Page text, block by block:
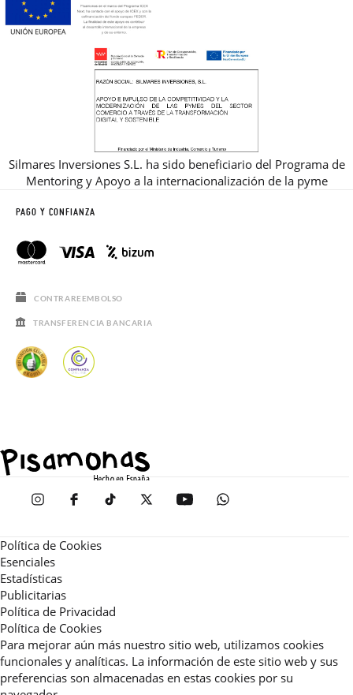
Silmares Inversiones S.L. ha sido beneficiario del Programa de
Mentoring y Apoyo a la internacionalización de la pyme
PAGO Y CONFIANZA
CONTRAREEMBOLSO
TRANSFERENCIA BANCARIA
Política de Cookies
Esenciales
Estadísticas
Publicitarias
Política de Privacidad
Política de Cookies
Para mejorar aún más nuestro sitio web, utilizamos cookies
funcionales y analíticas. La información de este sitio web y sus
preferencias son almacenadas en estas cookies por su